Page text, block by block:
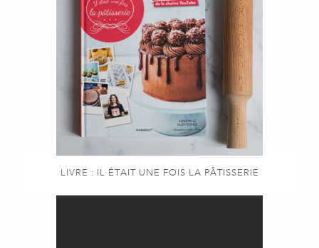
LIVRE : IL ÉTAIT UNE FOIS LA PÂTISSERIE